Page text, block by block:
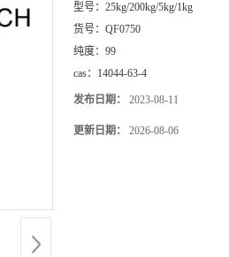
型号： 25kg/200kg/5kg/1kg
货号： QF0750
纯度： 99
cas： 14044-63-4
发布日期： 2023-08-11
更新日期： 2026-08-06